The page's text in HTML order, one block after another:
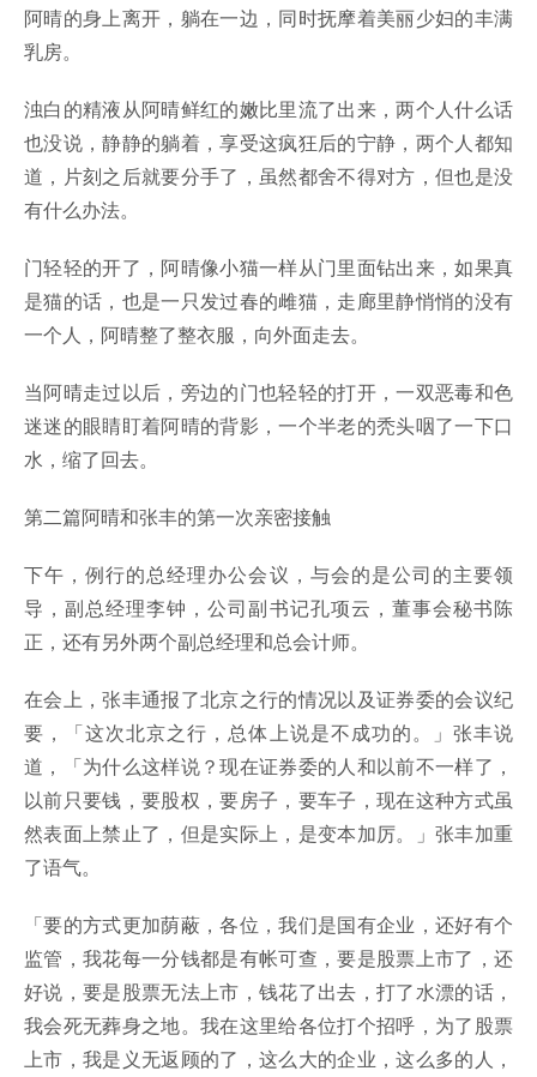
阿晴的身上离开，躺在一边，同时抚摩着美丽少妇的丰满
乳房。
浊白的精液从阿晴鲜红的嫩比里流了出来，两个人什么话
也没说，静静的躺着，享受这疯狂后的宁静，两个人都知
道，片刻之后就要分手了，虽然都舍不得对方，但也是没
有什么办法。
门轻轻的开了，阿晴像小猫一样从门里面钻出来，如果真
是猫的话，也是一只发过春的雌猫，走廊里静悄悄的没有
一个人，阿晴整了整衣服，向外面走去。
当阿晴走过以后，旁边的门也轻轻的打开，一双恶毒和色
迷迷的眼睛盯着阿晴的背影，一个半老的秃头咽了一下口
水，缩了回去。
第二篇阿晴和张丰的第一次亲密接触
下午，例行的总经理办公会议，与会的是公司的主要领
导，副总经理李钟，公司副书记孔项云，董事会秘书陈
正，还有另外两个副总经理和总会计师。
在会上，张丰通报了北京之行的情况以及证券委的会议纪
要，「这次北京之行，总体上说是不成功的。」张丰说
道，「为什么这样说？现在证券委的人和以前不一样了，
以前只要钱，要股权，要房子，要车子，现在这种方式虽
然表面上禁止了，但是实际上，是变本加厉。」张丰加重
了语气。
「要的方式更加荫蔽，各位，我们是国有企业，还好有个
监管，我花每一分钱都是有帐可查，要是股票上市了，还
好说，要是股票无法上市，钱花了出去，打了水漂的话，
我会死无葬身之地。我在这里给各位打个招呼，为了股票
上市，我是义无返顾的了，这么大的企业，这么多的人，